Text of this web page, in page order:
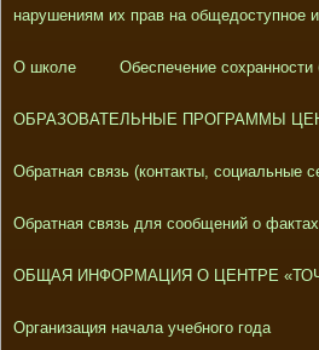
нарушениям их прав на общедоступное
О школе Обеспечение
ОБРАЗОВАТЕЛЬНЫЕ ПРОГРАММЫ
Обратная связь (контакты, социальные
Обратная связь для сообщений о
ОБЩАЯ ИНФОРМАЦИЯ О ЦЕНТРЕ
Организация начала учебного года